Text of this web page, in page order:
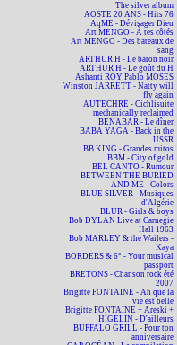
The silver album
AOSTE 20 ANS - Hits 76
AqME - Dévisager Dieu
Art MENGO - À tes côtés
Art MENGO - Des bateaux de
sang
ARTHUR H - Le baron noir
ARTHUR H - Le goût du H
Ashanti ROY Pablo MOSES
Winston JARRETT - Natty will
fly again
AUTECHRE - Cichlisuite
mechanically reclaimed
BÉNABAR - Le dîner
BABA YAGA - Back in the
USSR
BB KING - Grandes mitos
BBM - City of gold
BEL CANTO - Rumour
BETWEEN THE BURIED
AND ME - Colors
BLUE SILVER - Musiques
d'Algérie
BLUR - Girls & boys
Bob DYLAN Live at Carnegie
Hall 1963
Bob MARLEY & the Wailers -
Kaya
BORDERS & 6° - Your musical
passport
BRETONS - Chanson rock été
2007
Brigitte FONTAINE - Ah que la
vie est belle
Brigitte FONTAINE + Areski +
HIGELIN - D'ailleurs
BUFFALO GRILL - Pour ton
anniversaire